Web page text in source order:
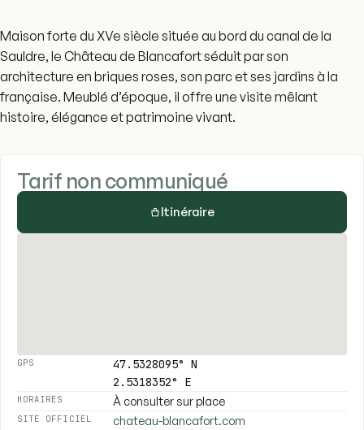
Maison forte du XVe siècle située au bord du canal de la
Sauldre, le Château de Blancafort séduit par son
architecture en briques roses, son parc et ses jardins à la
française. Meublé d’époque, il offre une visite mêlant
histoire, élégance et patrimoine vivant.
Tarif non communiqué
Itinéraire
GPS
47.5328095° N
2.5318352° E
HORAIRES À consulter sur place
SITE OFFICIEL chateau-blancafort.com